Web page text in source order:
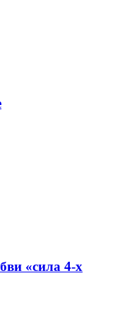
«сила 4-х